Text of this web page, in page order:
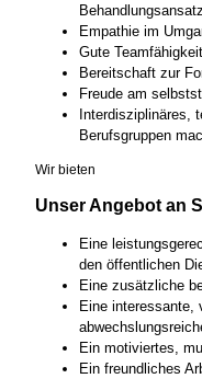
Behandlungsansatz
Empathie im
Gute Teamfähigkeit
Bereitschaft zur
Freude am
Interdisziplinäres,
Berufsgruppen
Wir bieten
Unser Angebot an
Eine
den öffentlichen
Eine zusätzliche
Eine interessante,
Ein motiviertes,
Ein freundliches